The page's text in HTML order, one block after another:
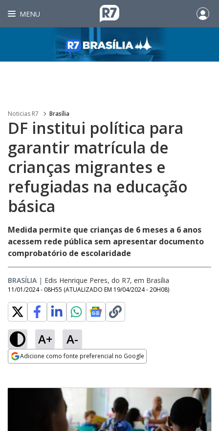
MENU
Noticias R7 Brasília
DF institui política para
garantir matrícula de
crianças migrantes e
refugiadas na educação
básica
Medida permite que crianças de 6 meses a 6 anos
acessem rede pública sem apresentar documento
comprobatório de escolaridade
BRASÍLIA | Edis Henrique Peres, do R7, em Brasília
11/01/2024 - 08H55 (ATUALIZADO EM 19/04/2024 - 20H08)
A+ A-
Adicione como fonte preferencial no Google